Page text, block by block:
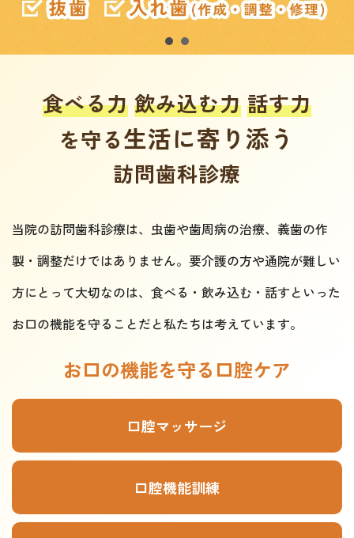
食べる力 飲み込む力 話す力
を守る生活に寄り添う
訪問歯科診療
当院の訪問歯科診療は、虫歯や歯周病の治療、義歯の作
製・調整だけではありません。要介護の方や通院が難しい
方にとって大切なのは、食べる・飲み込む・話すといった
お口の機能を守ることだと私たちは考えています。
お口の機能を守る口腔ケア
口腔マッサージ
口腔機能訓練